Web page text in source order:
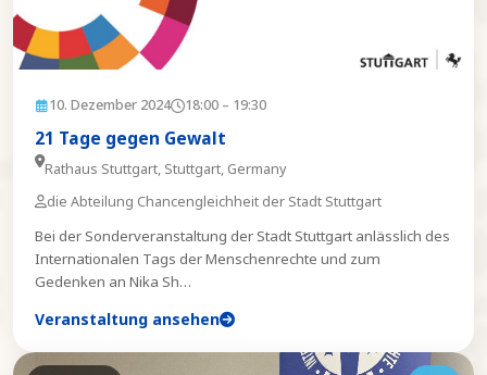
10. Dezember 2024 18:00 – 19:30
21 Tage gegen Gewalt
Rathaus Stuttgart, Stuttgart, Germany
die Abteilung Chancengleichheit der Stadt Stuttgart
Bei der Sonderveranstaltung der Stadt Stuttgart anlässlich des
Internationalen Tags der Menschenrechte und zum
Gedenken an Nika Sh…
Veranstaltung ansehen